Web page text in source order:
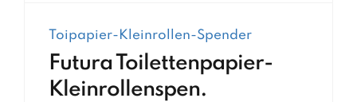
Toipapier-Kleinrollen-Spender
Futura Toilettenpapier-
Kleinrollenspen.